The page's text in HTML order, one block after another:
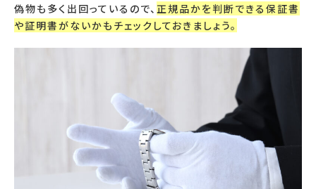
偽物も多く出回っているので、 正規品かを判断できる保証書
や証明書がないかもチェックしておきましょう。